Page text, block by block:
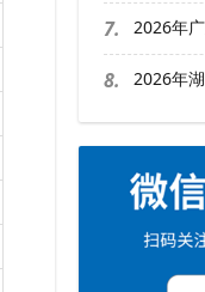
7. 2026年
8. 2026年